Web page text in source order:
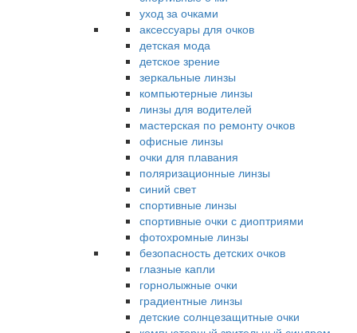
уход за очками
аксессуары для очков
детская мода
детское зрение
зеркальные линзы
компьютерные линзы
линзы для водителей
мастерская по ремонту очков
офисные линзы
очки для плавания
поляризационные линзы
синий свет
спортивные линзы
спортивные очки с диоптриями
фотохромные линзы
безопасность детских очков
глазные капли
горнолыжные очки
градиентные линзы
детские солнцезащитные очки